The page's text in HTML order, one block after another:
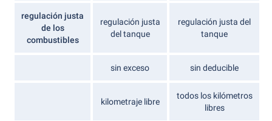
regulación justa
de los
combustibles
regulación justa
del tanque
regulación justa del
tanque
sin exceso sin deducible
kilometraje libre
todos los kilómetros
libres